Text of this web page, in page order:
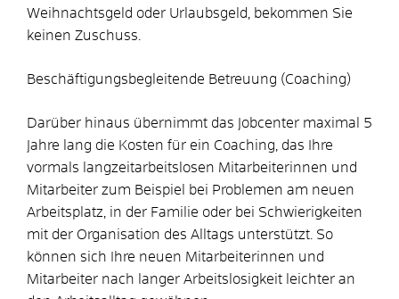
Weihnachtsgeld oder Urlaubsgeld, bekommen Sie
keinen Zuschuss.
Beschäftigungsbegleitende Betreuung (Coaching)
Darüber hinaus übernimmt das Jobcenter maximal 5
Jahre lang die Kosten für ein Coaching, das Ihre
vormals langzeitarbeitslosen Mitarbeiterinnen und
Mitarbeiter zum Beispiel bei Problemen am neuen
Arbeitsplatz, in der Familie oder bei Schwierigkeiten
mit der Organisation des Alltags unterstützt. So
können sich Ihre neuen Mitarbeiterinnen und
Mitarbeiter nach langer Arbeitslosigkeit leichter an